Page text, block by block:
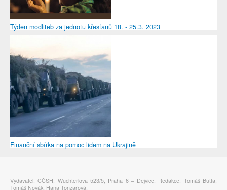
Týden modliteb za jednotu křesťanů 18. - 25.3. 2023
Finanční sbírka na pomoc lidem na Ukrajině
Vydavatel: CČSH, Wuchterlova 523/5, Praha 6 – Dejvice. Redakce: Tomáš Butta,
Tomáš Novák, Hana Tonzarová.